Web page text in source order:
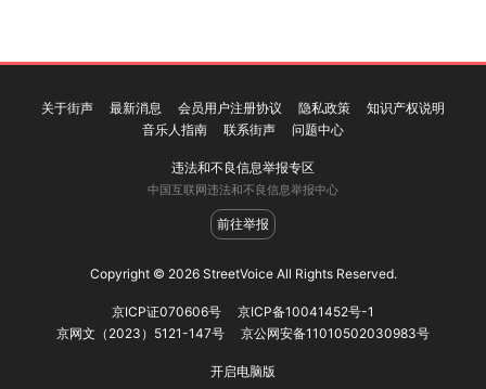
关于街声 最新消息 会员用户注册协议 隐私政策
知识产权说明
音乐人指南
联系街声 问题中心
违法和不良信息举报专区
中国互联网违法和不良信息举报中心
前往举报
Copyright © 2026 StreetVoice All Rights Reserved.
京ICP证070606号
京ICP备10041452号-1
京网文（2023）5121-147号
京公网安备11010502030983号
开启电脑版